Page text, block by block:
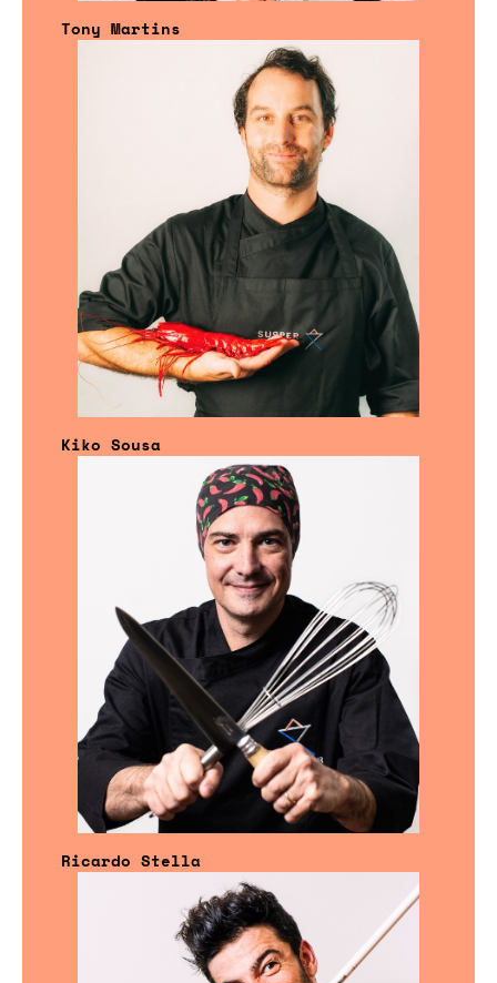
Tony Martins
Kiko Sousa
Ricardo Stella